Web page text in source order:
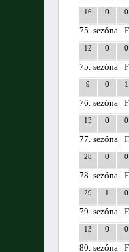
16 0 0
75. sezóna |
12 0 0
75. sezóna |
9 0 1
76. sezóna |
13 0 0
77. sezóna |
28 0 0
78. sezóna |
29 1 0
79. sezóna |
13 0 0
80. sezóna |